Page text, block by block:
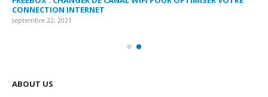
CONNECTION INTERNET
septembre 22, 2021
ABOUT US